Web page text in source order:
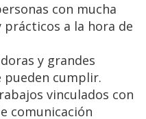
con mucha
a la hora de
y grandes
pueden cumplir.
vinculados con
comunicación